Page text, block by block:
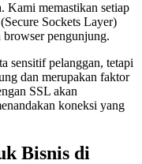
Kami memastikan setiap
Sockets Layer)
browser pengunjung.
sensitif pelanggan, tetapi
dan merupakan faktor
SSL akan
koneksi yang
Bisnis di